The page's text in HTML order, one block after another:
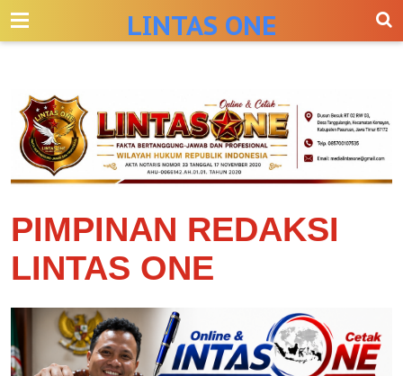
--> LINTAS ONE
PIMPINAN REDAKSI
LINTAS ONE